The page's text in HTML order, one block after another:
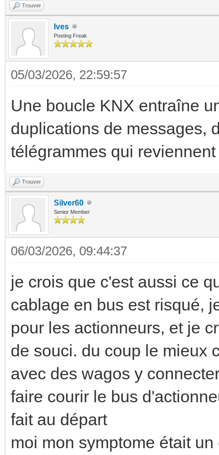
Trouver
Ives
Posting Freak
05/03/2026, 22:59:57
Une boucle KNX entraîne
duplications de messages,
télégrammes qui
Trouver
Silver60
Senior Member
06/03/2026, 09:44:37
je crois que c'est aussi ce
cablage en bus est risqué,
pour les actionneurs, et je
de souci. du coup le mieux
avec des wagos y
faire courir le bus
fait au départ
moi mon symptome était